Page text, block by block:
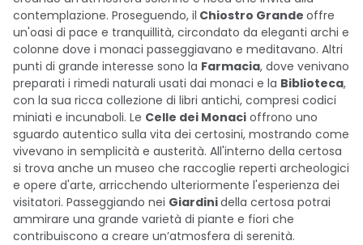
contemplazione. Proseguendo, il Chiostro Grande offre
un'oasi di pace e tranquillità, circondato da eleganti archi e
colonne dove i monaci passeggiavano e meditavano. Altri
punti di grande interesse sono la Farmacia, dove venivano
preparati i rimedi naturali usati dai monaci e la Biblioteca,
con la sua ricca collezione di libri antichi, compresi codici
miniati e incunaboli. Le Celle dei Monaci offrono uno
sguardo autentico sulla vita dei certosini, mostrando come
vivevano in semplicità e austerità. All'interno della certosa
si trova anche un museo che raccoglie reperti archeologici
e opere d'arte, arricchendo ulteriormente l'esperienza dei
visitatori. Passeggiando nei Giardinidella certosa potrai
ammirare una grande varietà di piante e fiori che
contribuiscono a creare un’atmosfera di serenità.